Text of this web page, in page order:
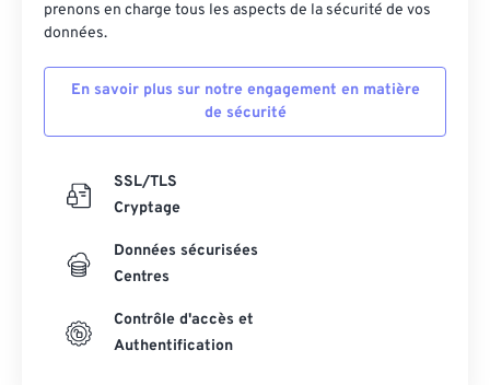
prenons en charge tous les aspects de la sécurité de vos
données.
En savoir plus sur notre engagement en matière
de sécurité
SSL/TLS
Cryptage
Données sécurisées
Centres
Contrôle d'accès et
Authentification